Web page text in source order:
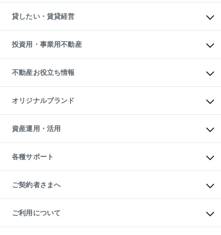
不動産購入の流れ
注目キーワード物件特集
購入ガイド
English 繁体中文簡体中文
不動産査定について
不動産売却の流れ
不動産買換えの流れ
売却ガイド
オフィス・店舗の賃貸
借りるときの流れ
借りるガイド
貸したい・賃貸経営
マンション賃料データ
賃貸管理プラン
リロケーションについて
貸すガイド
投資用・事業用不動産
事業用不動産
マンション投資
投資用マンション
アパート経営
収益物件
ビル購入（ビル一棟）
投資用不動産の売却査定
事業用不動産の売却査定
不動産お役立ち情報
マンションライブラリー
人気マンションランキング
暮らしに役立つ不動産メディア
不動産相場・不動産価格情報
不動産コラム・ニュース
不動産用語集
不動産なんでもネット相談室
住まいの税金
オリジナルブランド
一棟リノベーションマンション
L`GENTE（ルジェンテ）
区分リノベーションマンション
投資用一棟レジデンスWELL
不動産小口投資
LEGACIA（レガシア）
資産運用・活用
不動産M&A
アセットマネジメント・出資
各種サポート
相続サポート
リフォームサポート
ご契約者さまへ
ご紹介・再契約特典
入居者様専用-各種ご案内（賃貸）
東急こすもす会「こすもすWeb」
ご利用について